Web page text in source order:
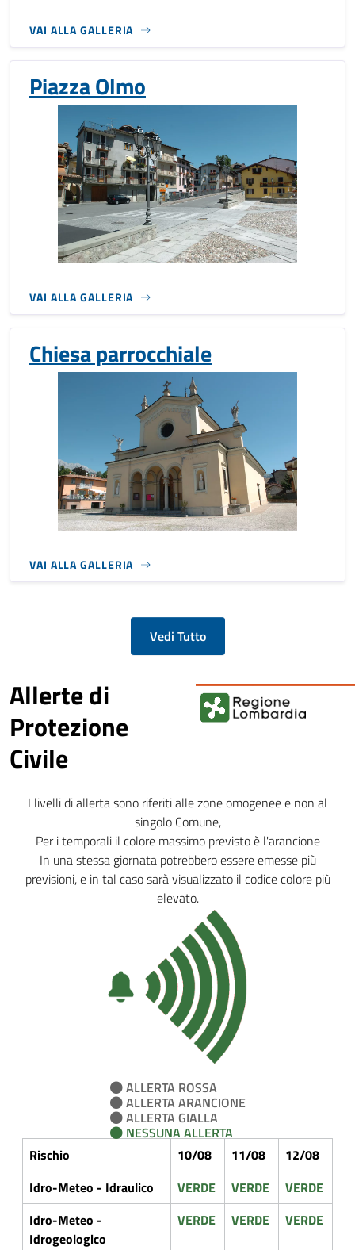
VAI ALLA GALLERIA
Piazza Olmo
VAI ALLA GALLERIA
Chiesa parrocchiale
VAI ALLA GALLERIA
Vedi Tutto
Allerte di
Protezione
Civile
I livelli di allerta sono riferiti alle zone omogenee e non al
singolo Comune,
Per i temporali il colore massimo previsto è l'arancione
In una stessa giornata potrebbero essere emesse più
previsioni, e in tal caso sarà visualizzato il codice colore più
elevato.
ALLERTA ROSSA
ALLERTA ARANCIONE
ALLERTA GIALLA
NESSUNA ALLERTA
Rischio
10/08 11/08
12/08
Idro-Meteo - Idraulico
VERDE VERDE
VERDE
Idro-Meteo -
Idrogeologico
VERDE VERDE VERDE